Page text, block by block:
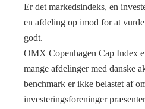
Er det markedsindeks, en
en afdeling op imod for at
godt.
OMX Copenhagen Cap Index
mange afdelinger med danske
benchmark er ikke belastet af
investeringsforeninger